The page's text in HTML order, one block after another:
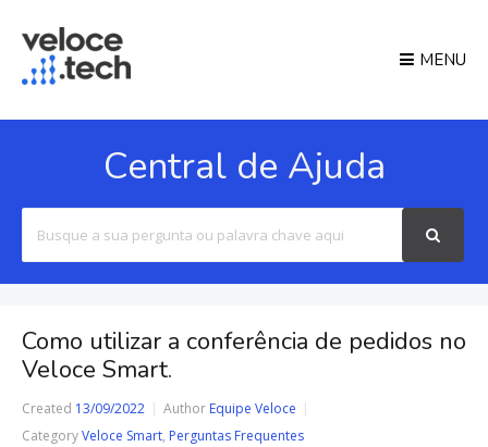
MENU
Central de Ajuda
For
Como utilizar a conferência de pedidos no
Veloce Smart.
Created 13/09/2022 Author Equipe Veloce
CategoryVeloce Smart, Perguntas Frequentes